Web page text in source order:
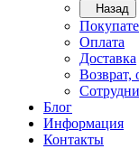
Назад
Оплата
Доставка
Возврат,
Блог
Информация
Контакты